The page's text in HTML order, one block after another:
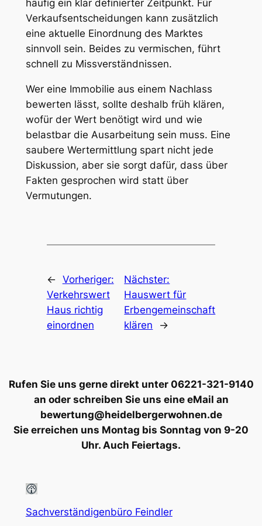
häufig ein klar definierter Zeitpunkt. Für
Verkaufsentscheidungen kann zusätzlich
eine aktuelle Einordnung des Marktes
sinnvoll sein. Beides zu vermischen, führt
schnell zu Missverständnissen.
Wer eine Immobilie aus einem Nachlass
bewerten lässt, sollte deshalb früh klären,
wofür der Wert benötigt wird und wie
belastbar die Ausarbeitung sein muss. Eine
saubere Wertermittlung spart nicht jede
Diskussion, aber sie sorgt dafür, dass über
Fakten gesprochen wird statt über
Vermutungen.
← Vorheriger:
Verkehrswert
Haus richtig
einordnen
Nächster:
Hauswert für
Erbengemeinschaft
klären
→
Rufen Sie uns gerne direkt unter 06221-321-9140
an oder schreiben Sie uns eine eMail an
bewertung@heidelbergerwohnen.de
Sie erreichen uns Montag bis Sonntag von 9-20
Uhr. Auch Feiertags.
Sachverständigenbüro Feindler